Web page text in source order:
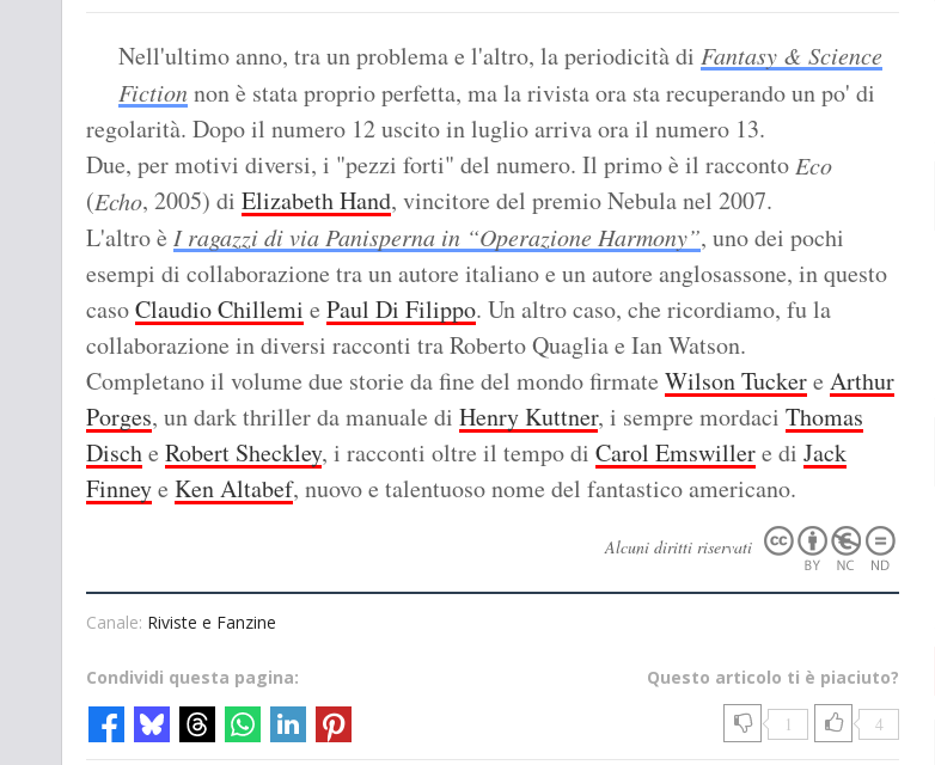
Nell'ultimo anno, tra un problema e l'altro, la periodicità di Fantasy & Science
Fictionnon è stata proprio perfetta, ma la rivista ora sta recuperando un po' di
regolarità. Dopo il numero 12 uscito in luglio arriva ora il numero 13.
Due, per motivi diversi, i "pezzi forti" del numero. Il primo è il raccontoEco
(Echo, 2005) di Elizabeth Hand, vincitore del premio Nebula nel 2007.
L'altro è I ragazzi di via Panisperna in “Operazione Harmony”, uno dei pochi
esempi di collaborazione tra un autore italiano e un autore anglosassone, in questo
casoClaudio Chillemi e Paul Di Filippo. Un altro caso, che ricordiamo, fu la
collaborazione in diversi racconti tra Roberto Quaglia e Ian Watson.
Completano il volume due storie da fine del mondo firmate Wilson Tuckere Arthur
Porges, un dark thriller da manuale di Henry Kuttner, i sempre mordaci Thomas
Dische Robert Sheckley, i racconti oltre il tempo di Carol Emswillere di Jack
Finneye Ken Altabef, nuovo e talentuoso nome del fantastico americano.
Alcuni diritti riservati
Canale: Riviste e Fanzine
Questo articolo ti è piaciuto?
1 4
Condividi questa pagina: